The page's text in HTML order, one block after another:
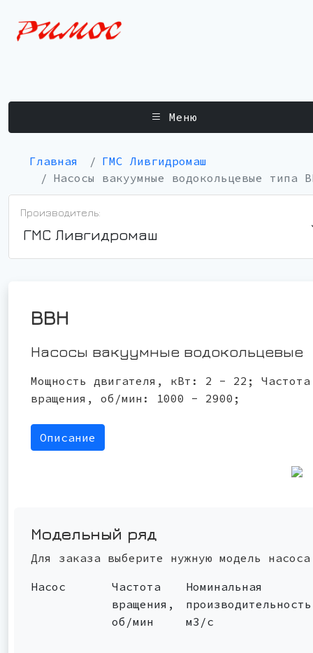
Меню
Главная
ГМС Ливгидромаш
Насосы вакуумные водокольцевые типа
Производитель:
ГМС Ливгидромаш
ВВН
Насосы вакуумные водокольцевые
Мощность двигателя, кВт: 2 - 22; Частота
вращения, об/мин: 1000 - 2900;
Описание
Модельный ряд
Для заказа выберите нужную модель насоса
Насос
Частота
вращения,
об/мин
Номинальная
м3/с